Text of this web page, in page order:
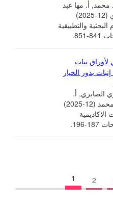
أ. مها عبد
والتطبيقية
لأوراق نبات
بذور الخيار
الصابري, أ.
2025)
الاكاديمية
1 2